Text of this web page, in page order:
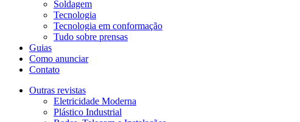
Soldagem
Tecnologia
Tecnologia em conformação
Tudo sobre prensas
Guias
Como anunciar
Contato
Outras revistas
Eletricidade Moderna
Plástico Industrial